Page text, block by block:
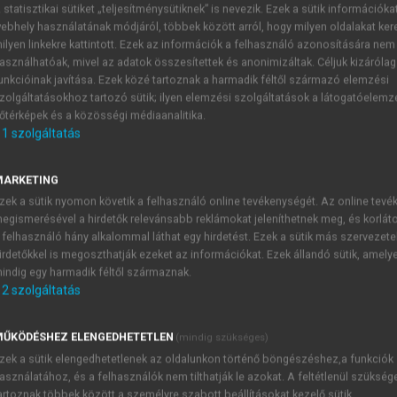
a
bevezető
statisztikai sütiket „teljesítménysütiknek” is nevezik. Ezek a sütik
használatának módjáról, többek között arról, hogy milyen oldalakat
linkekre kattintott. Ezek az információk a felhasználó azonosítására nem
mivel az adatok összesítettek és anonimizáltak. Céljuk
javítása. Ezek közé tartoznak a harmadik féltől származó elemzési
tartozó sütik; ilyen elemzési szolgáltatások a
és a közösségi médiaanalitika.
1 szolgáltatás
a sütik nyomon követik a felhasználó online tevékenységét. Az online
a hirdetők relevánsabb reklámokat jeleníthetnek meg, és
felhasználó hány alkalommal láthat egy hirdetést. Ezek a sütik más
is megoszthatják ezeket az információkat. Ezek állandó sütik,
egy harmadik féltől származnak.
2szolgáltatás
ELENGEDHETETLEN (mindig szükséges)
a sütik elengedhetetlenek az oldalunkon történő böngészéshez,a funkciók
és a felhasználók nem tilthatják le azokat. A feltétlenül
többek között a személyre szabott beállításokat kezelő sütik.